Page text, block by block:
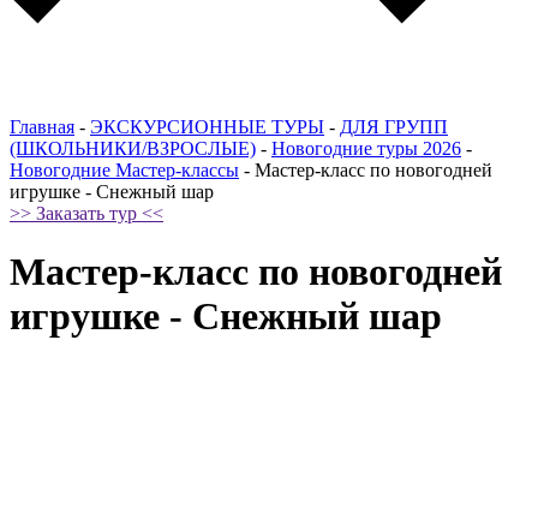
Главная - ЭКСКУРСИОННЫЕ ТУРЫ - ДЛЯ ГРУПП
(ШКОЛЬНИКИ/ВЗРОСЛЫЕ) - Новогодние туры 2026 -
Новогодние Мастер-классы - Мастер-класс по новогодней
игрушке - Снежный шар
>> Заказать тур <<
Мастер-класс по новогодней
игрушке - Снежный шар